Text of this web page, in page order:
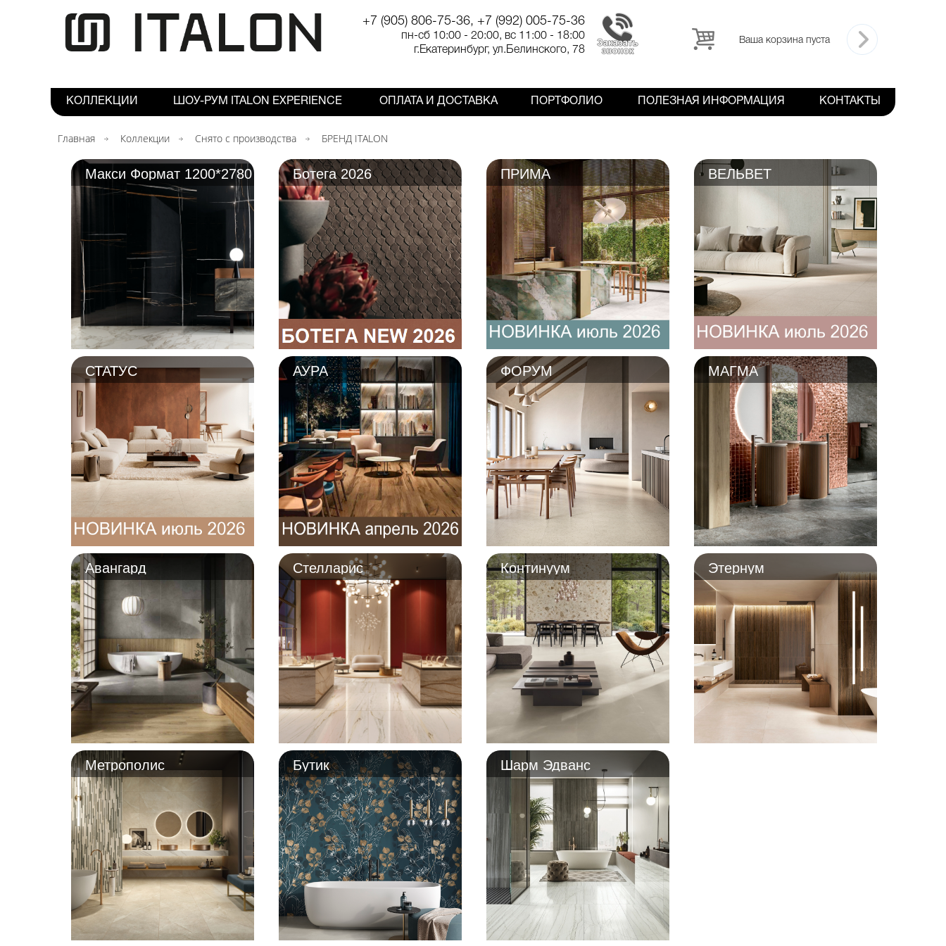
+7 (905) 806-75-36, +7 (992) 005-75-36
пн-сб 10:00 - 20:00, вс 11:00 - 18:00
г.Екатеринбург, ул.Белинского, 78
Ваша корзина пуста
КОЛЛЕКЦИИ ШОУ-РУМ ITALON EXPERIENCE ОПЛАТА И ДОСТАВКА ПОРТФОЛИО ПОЛЕЗНАЯ ИНФОРМАЦИЯ КОНТАКТЫ
Главная Коллекции Снято с производства БРЕНД ITALON
Макси Формат 1200*2780
мм
Ботега 2026 ПРИМА ВЕЛЬВЕТ
СТАТУС АУРА ФОРУМ МАГМА
Авангард Стелларис Континуум Этернум
Метрополис Бутик Шарм Эдванс